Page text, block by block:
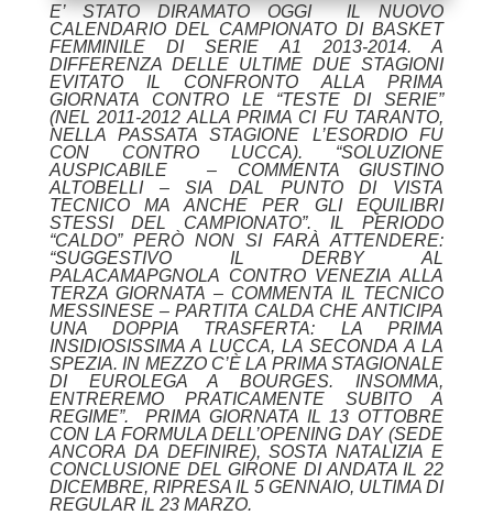
E’ STATO DIRAMATO OGGI IL NUOVO
CALENDARIO DEL CAMPIONATO DI BASKET
FEMMINILE DI SERIE A1 2013-2014. A
DIFFERENZA DELLE ULTIME DUE STAGIONI
EVITATO IL CONFRONTO ALLA PRIMA
GIORNATA CONTRO LE “TESTE DI SERIE”
(NEL 2011-2012 ALLA PRIMA CI FU TARANTO,
NELLA PASSATA STAGIONE L’ESORDIO FU
CON CONTRO LUCCA). “SOLUZIONE
AUSPICABILE – COMMENTA GIUSTINO
ALTOBELLI – SIA DAL PUNTO DI VISTA
TECNICO MA ANCHE PER GLI EQUILIBRI
STESSI DEL CAMPIONATO”. IL PERIODO
“CALDO” PERÒ NON SI FARÀ ATTENDERE:
“SUGGESTIVO IL DERBY AL
PALACAMAPGNOLA CONTRO VENEZIA ALLA
TERZA GIORNATA – COMMENTA IL TECNICO
MESSINESE – PARTITA CALDA CHE ANTICIPA
UNA DOPPIA TRASFERTA: LA PRIMA
INSIDIOSISSIMA A LUCCA, LA SECONDA A LA
SPEZIA. IN MEZZO C’È LA PRIMA STAGIONALE
DI EUROLEGA A BOURGES. INSOMMA,
ENTREREMO PRATICAMENTE SUBITO A
REGIME”. PRIMA GIORNATA IL 13 OTTOBRE
CON LA FORMULA DELL’OPENING DAY (SEDE
ANCORA DA DEFINIRE), SOSTA NATALIZIA E
CONCLUSIONE DEL GIRONE DI ANDATA IL 22
DICEMBRE, RIPRESA IL 5 GENNAIO, ULTIMA DI
REGULAR IL 23 MARZO.